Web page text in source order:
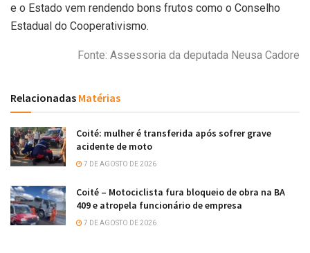
e o Estado vem rendendo bons frutos como o Conselho
Estadual do Cooperativismo.
Fonte: Assessoria da deputada Neusa Cadore
Relacionadas Matérias
Coité: mulher é transferida após sofrer grave
acidente de moto
7 DE AGOSTO DE 2026
Coité – Motociclista fura bloqueio de obra na BA
409 e atropela funcionário de empresa
7 DE AGOSTO DE 2026